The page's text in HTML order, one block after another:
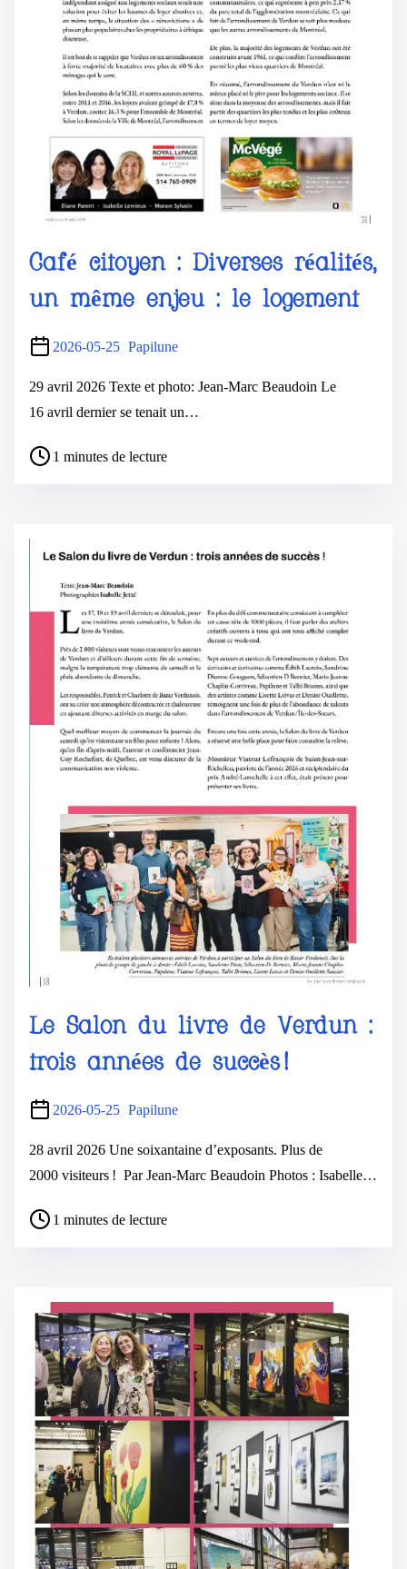
Café citoyen : Diverses réalités,
un même enjeu : le logement
2026-05-25 Papilune
29 avril 2026 Texte et photo: Jean-Marc Beaudoin Le
16 avril dernier se tenait un…
1 minutes de lecture
Le Salon du livre de Verdun :
trois années de succès !
2026-05-25 Papilune
28 avril 2026 Une soixantaine d’exposants. Plus de
2000 visiteurs ! Par Jean-Marc Beaudoin Photos : Isabelle…
1 minutes de lecture